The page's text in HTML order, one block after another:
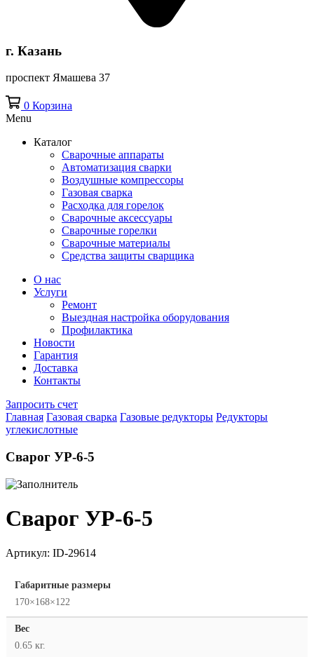
г. Казань
проспект Ямашева 37
0 Корзина
Menu
Каталог
Сварочные аппараты
Автоматизация сварки
Воздушные компрессоры
Газовая сварка
Расходка для горелок
Сварочные аксессуары
Сварочные горелки
Сварочные материалы
Средства защиты сварщика
О нас
Услуги
Ремонт
Выездная настройка оборудования
Профилактика
Новости
Гарантия
Доставка
Контакты
Запросить счет
Главная Газовая сварка Газовые редукторы Редукторы
углекислотные
Сварог УР-6-5
Сварог УР-6-5
Артикул: ID-29614
Габаритные размеры
170×168×122
Вес
0.65 кг.